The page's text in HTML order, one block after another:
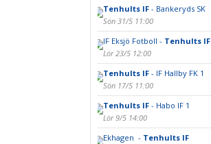
Tenhults IF- Bankeryds SK
Sön 31/5 11:00
IF Eksjö Fotboll - Tenhults IF
Lör 23/5 12:00
Tenhults IF- IF Hallby FK 1
Sön 17/5 11:00
Tenhults IF- Habo IF 1
Lör 9/5 14:00
Ekhagen - Tenhults IF